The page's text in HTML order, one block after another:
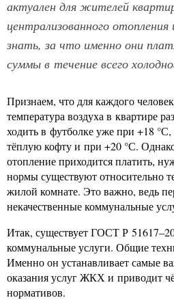
актуален для жителей
централизованного
знать, за что именно они
суммы в течение всего
Признаем, что для каждого
температура воздуха в квартире
ходить в футболке уже при +18 °С,
тёплую кофту и при +20 °С.
отопление приходится платить,
нормы существуют относительно
жилой комнате. Это важно, ведь
некачественные коммунальные
Итак, существует ГОСТ Р
коммунальные услуги. Общие
Именно он устанавливает самые
оказания услуг ЖКХ и приводит
нормативов.